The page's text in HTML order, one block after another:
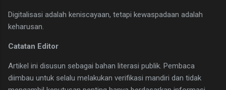
Digitalisasi adalah keniscayaan, tetapi kewaspadaan adalah
keharusan.
Catatan Editor
Artikel ini disusun sebagai bahan literasi publik. Pembaca
diimbau untuk selalu melakukan verifikasi mandiri dan tidak